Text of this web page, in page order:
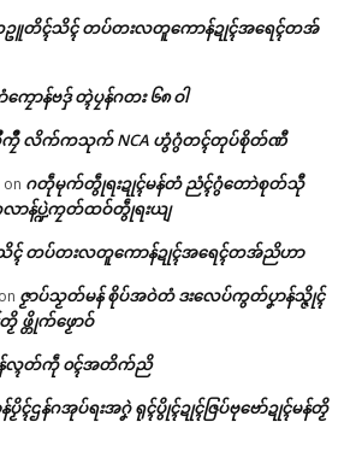
န်ပရိုၚ်ဗၠးၜးမန်
ရုဲစှ်
ပရိုၚ်လက္ကရဴအိုတ်
ပ်
မန် ဒးလုပ်ကေတ်တာလျိုၚ် ယိုက်
ဂၠေၚ်ပၞာန်မန်ဂှ် ဇြိုၚ်မံၚ်စိုတ်ဟာ …
June 12, 2026
ဥူတိၚ်သိၚ် တပ်တးလတူကောန်ဍုၚ်အရေၚ်တအ်
ောန်ဗဒှ် တ္ၚဲပၠန်ဂတး ၆၈ ဝါ
ကၠဳ လိက်ကသုက် NCA ဟွံဂွံတၚ်တုပ်စိုတ်ဏီ
on ဂတဵုမုက်တွဵုရးဍုၚ်မန်တံ ညံၚ်ဂွံတောဲစုတ်သီု
ာန်ပ္ဍဲကၠတ်ထဝ်တွဵုရးယျ
ၚ် တပ်တးလတူကောန်ဍုၚ်အရေၚ်တအ်ညိဟာ
on ဇၟာပ်သၟတ်မန် စိုပ်အဝဲတံ ဒးလေပ်ကွတ်ပၞာန်သ္ဇိုၚ်
ဖ္တိုက်ဖၟောဝ်
လ္ၚတ်ကဵု ၀ၚ်အတိက်ညိ
ပၟိၚ်ဌန်ဂအုပ်ရးအဂၞဲ ရုၚ်ပွိုၚ်ဍုၚ်ဇြပ်ဗုဗော်ဍုၚ်မန်တၟိ